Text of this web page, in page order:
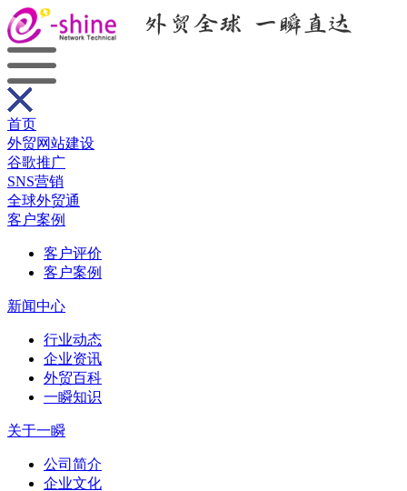
首页
外贸网站建设
谷歌推广
SNS营销
全球外贸通
客户案例
客户评价
客户案例
新闻中心
行业动态
企业资讯
外贸百科
一瞬知识
关于一瞬
公司简介
企业文化